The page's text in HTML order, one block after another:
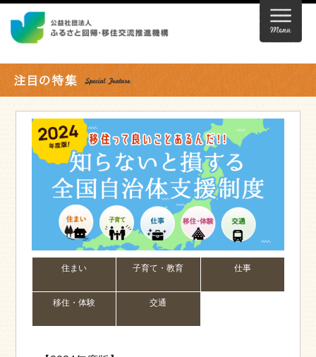
住まい 子育て・教育 仕事
移住・体験 交通